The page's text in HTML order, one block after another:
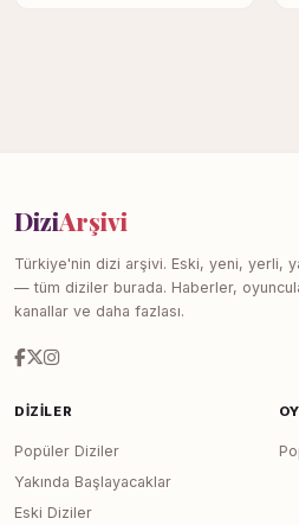
DiziArşivi
Türkiye'nin dizi arşivi. Eski, yeni, yerli,
— tüm diziler burada. Haberler,
kanallar ve daha fazlası.
DIZILER
Popüler Diziler
Yakında Başlayacaklar
Eski Diziler